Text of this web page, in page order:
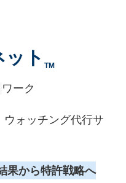
ットTM
ワーク
ウォッチング代行サ
果から特許戦略へ